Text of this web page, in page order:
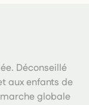
Déconseillé
aux enfants de
globale